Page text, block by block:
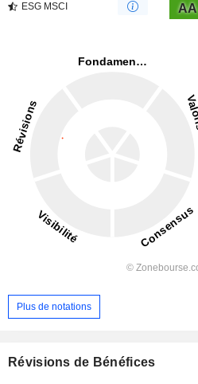
-
18.07.26
61,43%
43,06% 42,2%
- -
ESG MSCI AA
Plus de notations
Révisions de Bénéfices